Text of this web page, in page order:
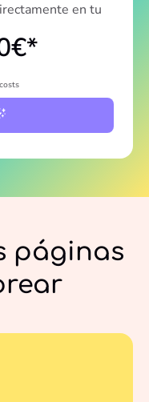
en tu
páginas